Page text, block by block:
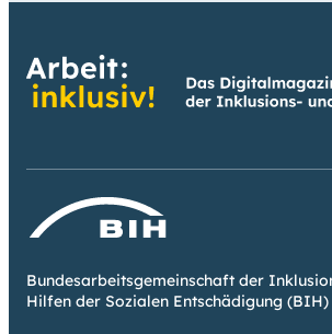
Bundesarbeitsgemeinschaft der
Hilfen der Sozialen Entschädigung (BIH)